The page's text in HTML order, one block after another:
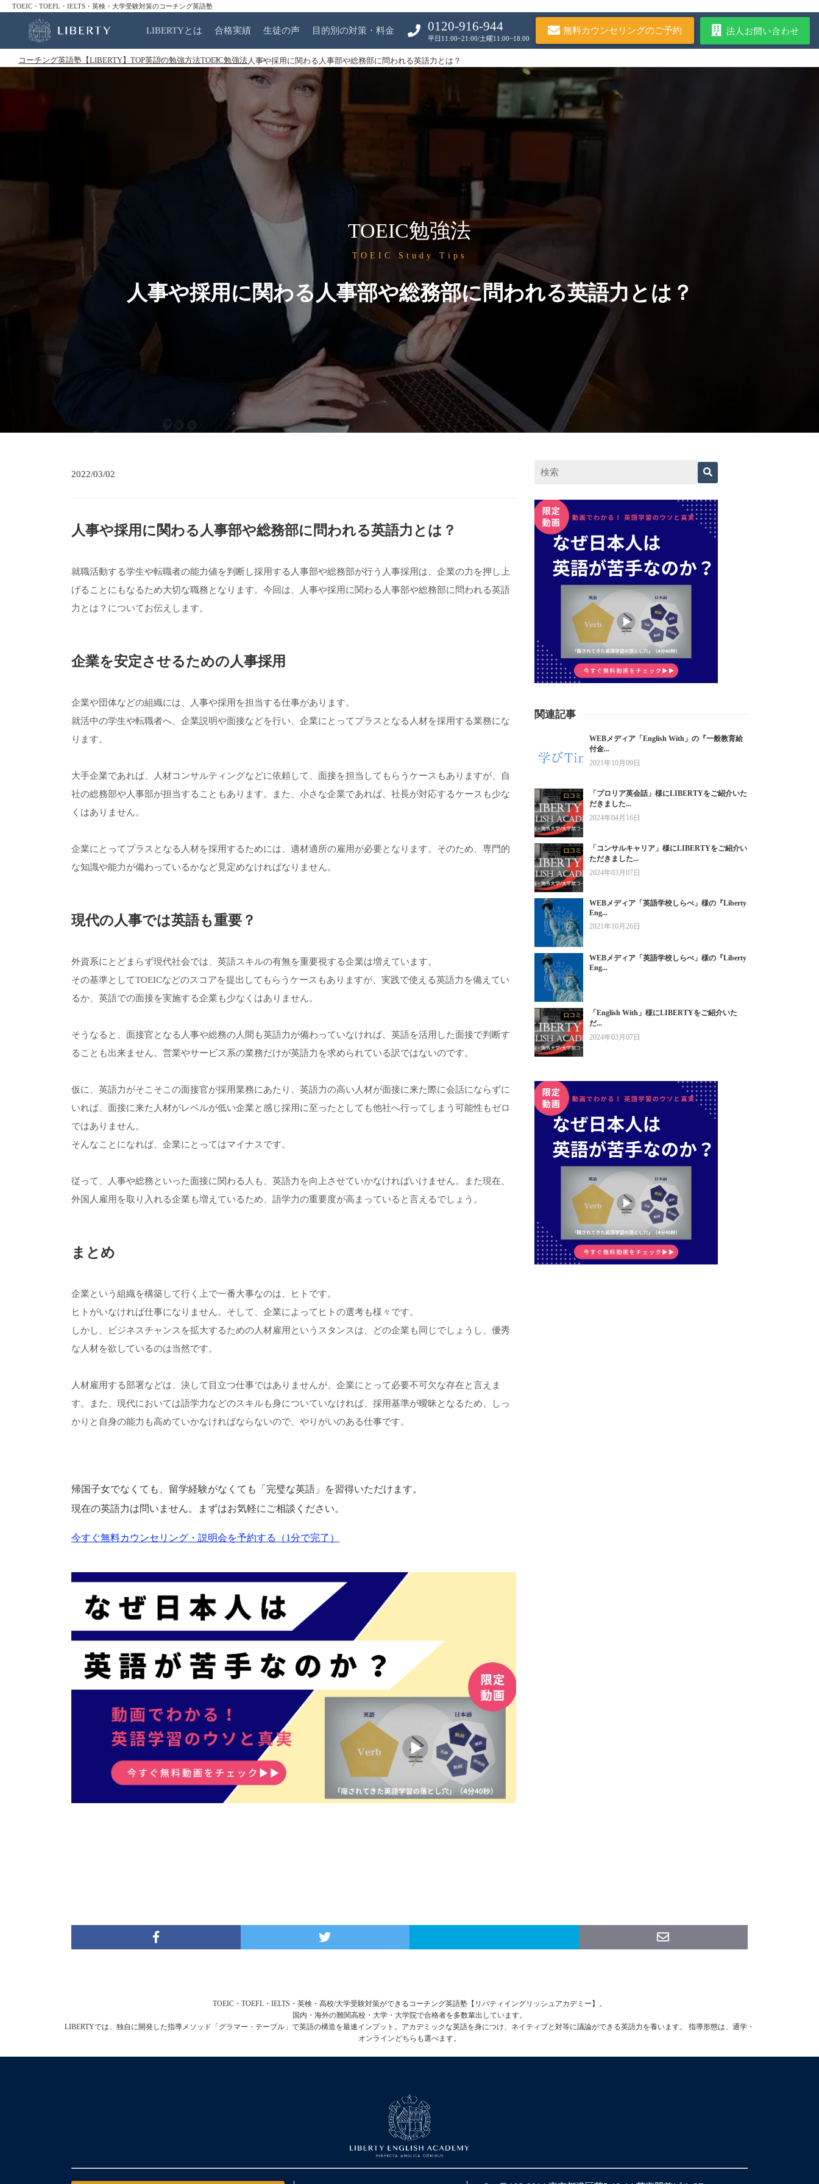
TOEIC・TOEFL・IELTS・英検・大学受験対策のコーチング英語塾
LIBERTYとは 合格実績 生徒の声 目的別の対策・料金 0120-916-944
平日11:00~21:00/土曜11:00~18:00
無料カウンセリングのご予約 法人お問い合わせ
コーチング英語塾【LIBERTY】TOP英語の勉強方法TOEIC勉強法 人事や採用に関わる人事部や総務部に問われる英語力とは？
TOEIC勉強法
TOEIC Study Tips
人事や採用に関わる人事部や総務部に問われる英語力とは？
2022/03/02
人事や採用に関わる人事部や総務部に問われる英語力とは？
就職活動する学生や転職者の能力値を判断し採用する人事部や総務部が行う人事採用は、企業の力を押し上
げることにもなるため大切な職務となります。今回は、人事や採用に関わる人事部や総務部に問われる英語
力とは？についてお伝えします。
企業を安定させるための人事採用
企業や団体などの組織には、人事や採用を担当する仕事があります。
就活中の学生や転職者へ、企業説明や面接などを行い、企業にとってプラスとなる人材を採用する業務にな
ります。
大手企業であれば、人材コンサルティングなどに依頼して、面接を担当してもらうケースもありますが、自
社の総務部や人事部が担当することもあります。また、小さな企業であれば、社長が対応するケースも少な
くはありません。
企業にとってプラスとなる人材を採用するためには、適材適所の雇用が必要となります。そのため、専門的
な知識や能力が備わっているかなど見定めなければなりません。
現代の人事では英語も重要？
外資系にとどまらず現代社会では、英語スキルの有無を重要視する企業は増えています。
その基準としてTOEICなどのスコアを提出してもらうケースもありますが、実践で使える英語力を備えてい
るか、英語での面接を実施する企業も少なくはありません。
そうなると、面接官となる人事や総務の人間も英語力が備わっていなければ、英語を活用した面接で判断す
ることも出来ません。営業やサービス系の業務だけが英語力を求められている訳ではないのです。
仮に、英語力がそこそこの面接官が採用業務にあたり、英語力の高い人材が面接に来た際に会話にならずに
いれば、面接に来た人材がレベルが低い企業と感じ採用に至ったとしても他社へ行ってしまう可能性もゼロ
ではありません。
そんなことになれば、企業にとってはマイナスです。
従って、人事や総務といった面接に関わる人も、英語力を向上させていかなければいけません。また現在、
外国人雇用を取り入れる企業も増えているため、語学力の重要度が高まっていると言えるでしょう。
まとめ
企業という組織を構築して行く上で一番大事なのは、ヒトです。
ヒトがいなければ仕事になりません。そして、企業によってヒトの選考も様々です。
しかし、ビジネスチャンスを拡大するための人材雇用というスタンスは、どの企業も同じでしょうし、優秀
な人材を欲しているのは当然です。
人材雇用する部署などは、決して目立つ仕事ではありませんが、企業にとって必要不可欠な存在と言えま
す。また、現代においては語学力などのスキルも身についていなければ、採用基準が曖昧となるため、しっ
かりと自身の能力も高めていかなければならないので、やりがいのある仕事です。
帰国子女でなくても、留学経験がなくても「完璧な英語」を習得いただけます。
現在の英語力は問いません。まずはお気軽にご相談ください。
今すぐ無料カウンセリング・説明会を予約する（1分で完了）
関連記事
WEBメディア「English With」の『一般教育給
付金...
2021年10月09日
「プロリア英会話」様にLIBERTYをご紹介いた
だきました...
2024年04月16日
「コンサルキャリア」様にLIBERTYをご紹介い
ただきました...
2024年03月07日
WEBメディア「英語学校しらべ」様の『Liberty
Eng...
2021年10月26日
WEBメディア「英語学校しらべ」様の『Liberty
Eng...
「English With」様にLIBERTYをご紹介いた
だ...
2024年03月07日
TOEIC・TOEFL・IELTS・英検・高校/大学受験対策ができるコーチング英語塾【リバティイングリッシュアカデミー】。
国内・海外の難関高校・大学・大学院で合格者を多数輩出しています。
LIBERTYでは、独自に開発した指導メソッド「グラマー・テーブル」で英語の構造を最速インプット。アカデミックな英語を身につけ、ネイティブと対等に議論ができる英語力を養います。 指導形態は、通学・
オンラインどちらも選べます。